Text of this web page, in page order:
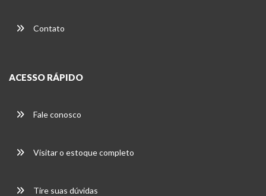
Contato
ACESSO RÁPIDO
Fale conosco
Visitar o estoque completo
Tire suas dúvidas